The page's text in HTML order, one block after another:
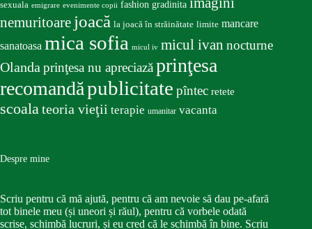
sexuala emigrare evenimente copii fashion gradinita
nemuritoare joacă la joacă în străinătate limite mancare
sanatoasa mica sofia micul iv micul ivan nocturne
Olandaprinţesa nu apreciazăprinţesa
recomandăpublicitate pîntec retete
scoalateoria vieţii terapie umanitar vacanta
Despre mine
Scriu pentru că mă ajută, pentru că am nevoie să dau pe-afară
tot binele meu (și uneori și răul), pentru că vorbele odată
scrise, schimbă lucruri, și eu cred că le schimbă în bine. Scriu